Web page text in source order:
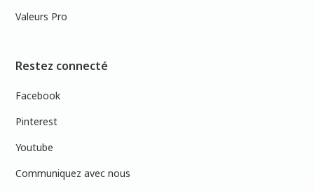
Valeurs Pro
Restez connecté
Facebook
Pinterest
Youtube
Communiquez avec nous